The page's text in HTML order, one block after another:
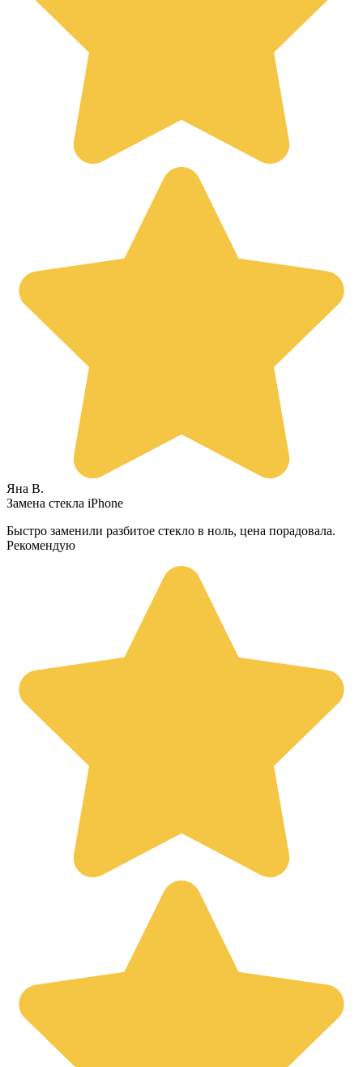
Яна В.
Замена стекла iPhone
Быстро заменили разбитое стекло в ноль, цена порадовала.
Рекомендую